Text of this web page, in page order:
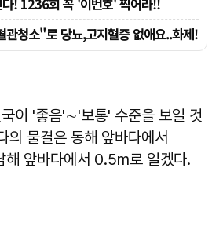
이 '좋음'∼'보통' 수준을 보일 것
의 물결은 동해 앞바다에서
앞바다에서 0.5m로 일겠다.